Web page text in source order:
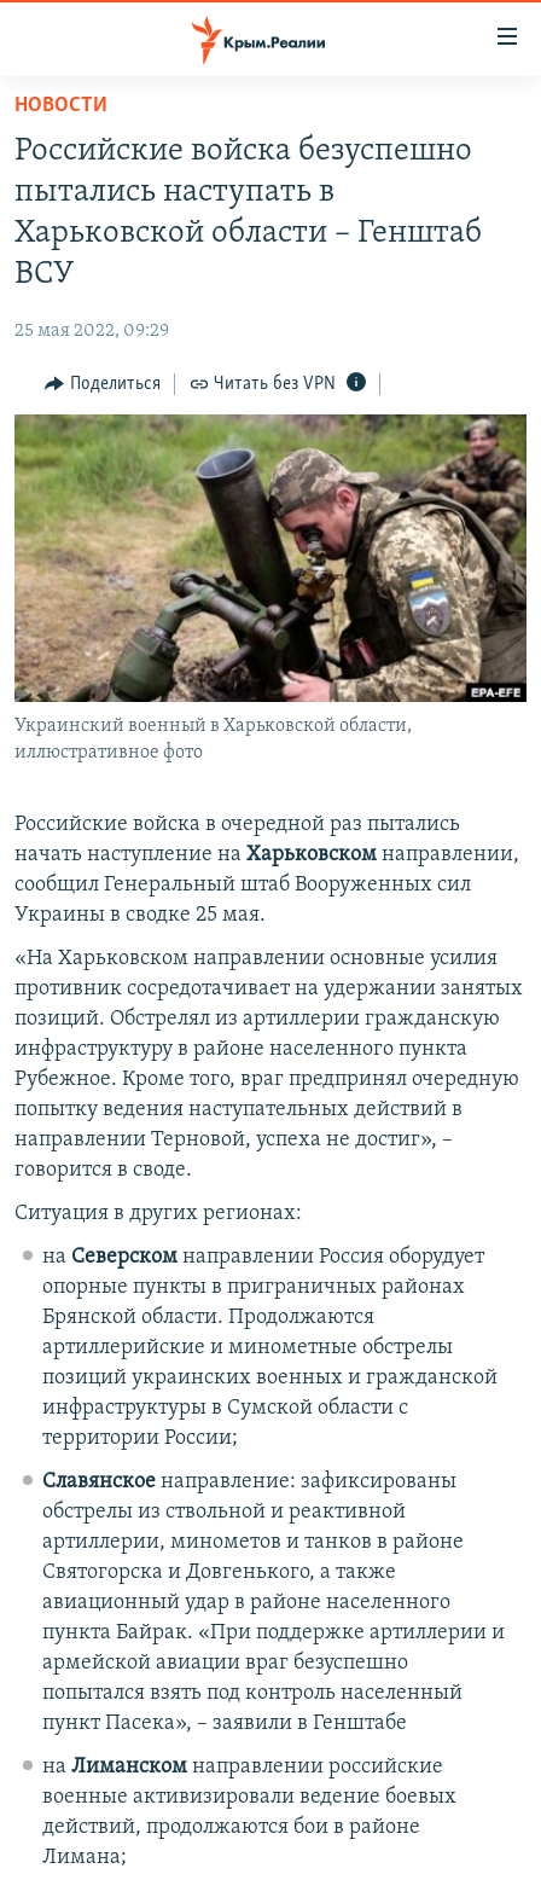
Вернуться
основному
содержанию
Вернутся
главной
Вернутся
поиску
КАРТА ВОЕННЫХ ОБЪЕКТОВ КРЫМА
ВОДА
ИСТОРИЯ
ИНФОГРАФИКА
ТЕЛЕПРОЕКТ КРЫМ.РЕАЛИИ
СОВЕТЫ ПРАВОЗАЩИТНИКОВ
ПРОПАВШИЕ БЕЗ ВЕСТИ
ПОБЕДИТЕЛЕЙ НЕ СУДЯТ?
КРЫМ.НЕПОКОРЕННЫЙ
ELIFBE
УКРАИНСКАЯ ПРОБЛЕМА КРЫМА
РАДІО СВОБОДА
КАК ОБОЙТИ БЛОКИРОВКУ
Українською
Qırımtatar
ПРИСОЕДИНЯЙТЕСЬ!
Все сайты RFE/RL
НОВОСТИ
Российские войска безуспешно
пытались наступать в
Харьковской области – Генштаб
ВСУ
25 мая 2022, 09:29
Поделиться Читать без VPN
Украинский военный в Харьковской области,
иллюстративное фото
Российские войска в очередной раз пытались
начать наступление на Харьковском направлении,
сообщил Генеральный штаб Вооруженных сил
Украины в сводке 25 мая.
«На Харьковском направлении основные усилия
противник сосредотачивает на удержании занятых
позиций. Обстрелял из артиллерии гражданскую
инфраструктуру в районе населенного пункта
Рубежное. Кроме того, враг предпринял очередную
попытку ведения наступательных действий в
направлении Терновой, успеха не достиг», –
говорится в своде.
Ситуация в других регионах:
на Северскомнаправлении Россия оборудует
опорные пункты в приграничных районах
Брянской области. Продолжаются
артиллерийские и минометные обстрелы
позиций украинских военных и гражданской
инфраструктуры в Сумской области с
территории России;
Славянское направление: зафиксированы
обстрелы из ствольной и реактивной
артиллерии, минометов и танков в районе
Святогорска и Довгенького, а также
авиационный удар в районе населенного
пункта Байрак. «При поддержке артиллерии и
армейской авиации враг безуспешно
попытался взять под контроль населенный
пункт Пасека», – заявили в Генштабе
на Лиманском направлении российские
военные активизировали ведение боевых
действий, продолжаются бои в районе
Лимана;